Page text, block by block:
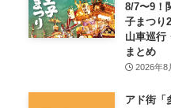
8/7〜9！
子まつり
山車巡行
まとめ
2026年8
アド街「